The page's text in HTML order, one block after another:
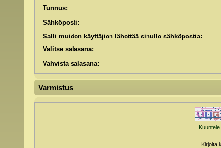
Tunnus:
Sähköposti:
Salli muiden käyttäjien lähettää sinulle sähköpostia:
Valitse salasana:
Vahvista salasana:
Varmistus
Kuuntele
Kirjoita